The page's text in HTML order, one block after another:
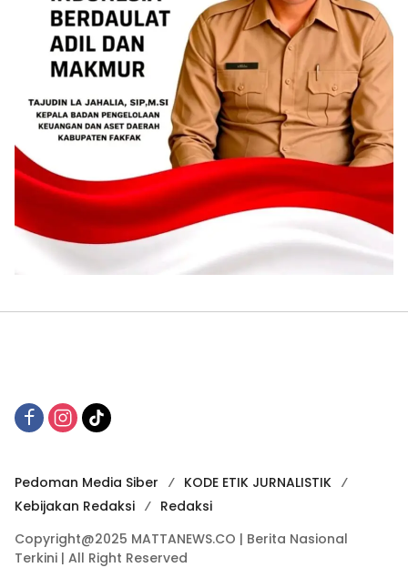
Pedoman Media Siber
KODE ETIK JURNALISTIK
Kebijakan Redaksi
Redaksi
Copyright@2025 MATTANEWS.CO | Berita Nasional
Terkini | All Right Reserved